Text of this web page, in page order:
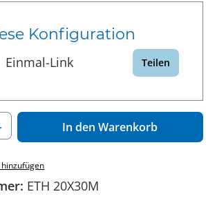
Konfiguration
Einmal-Link Teilen
Gib den gewünschten
In den Warenkorb
ETH 20X30M